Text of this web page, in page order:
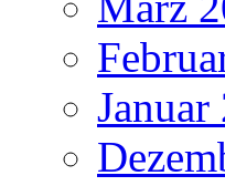
Januar